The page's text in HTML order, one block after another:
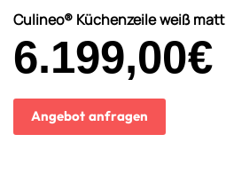
Culineo® Küchenzeile weiß matt
6.199,00€
Angebot anfragen